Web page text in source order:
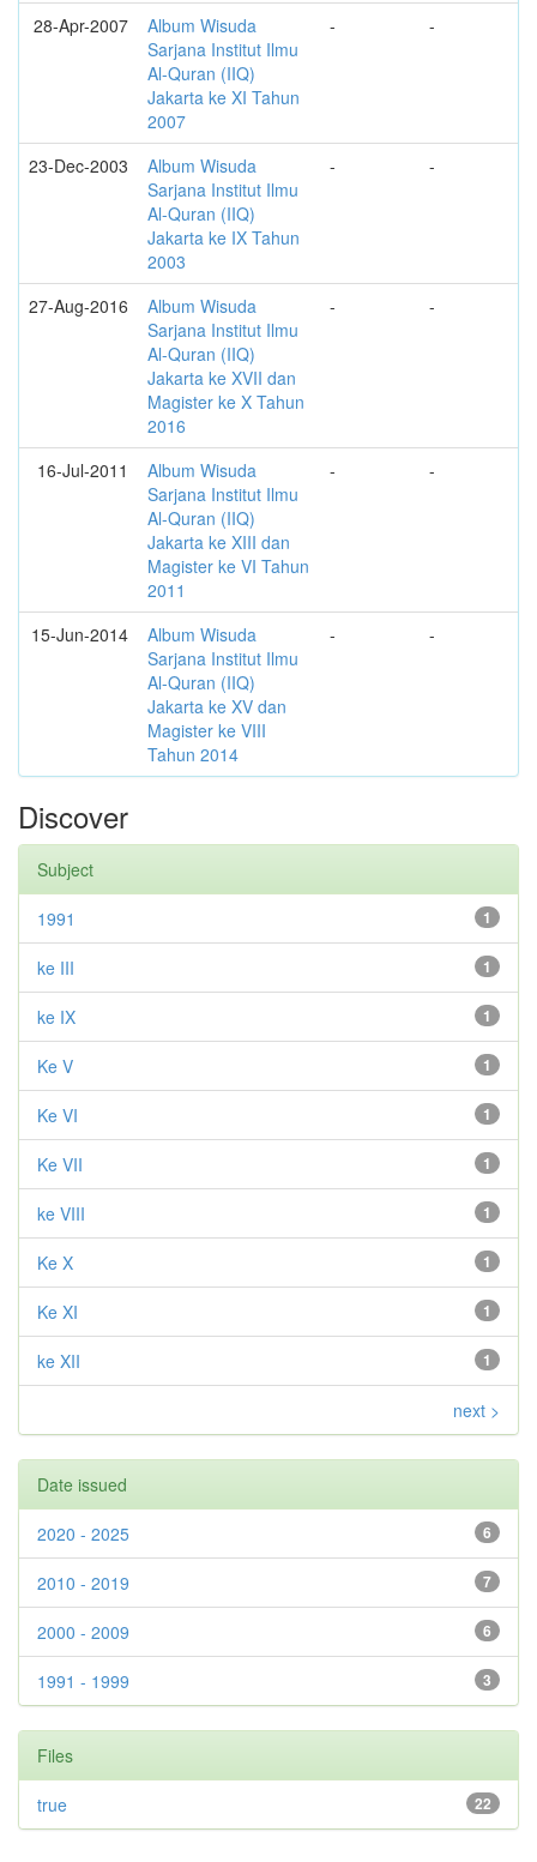
28-Apr-2007
Album Wisuda
Sarjana Institut Ilmu
Al-Quran (IIQ)
Jakarta ke XI Tahun
2007
- -
23-Dec-2003
Album Wisuda
Sarjana Institut Ilmu
Al-Quran (IIQ)
Jakarta ke IX Tahun
2003
- -
27-Aug-2016
Album Wisuda
Sarjana Institut Ilmu
Al-Quran (IIQ)
Jakarta ke XVII dan
Magister ke X Tahun
2016
- -
16-Jul-2011
Album Wisuda
Sarjana Institut Ilmu
Al-Quran (IIQ)
Jakarta ke XIII dan
Magister ke VI Tahun
2011
- -
15-Jun-2014
Album Wisuda
Sarjana Institut Ilmu
Al-Quran (IIQ)
Jakarta ke XV dan
Magister ke VIII
Tahun 2014
- -
Discover
Subject
1
1991
1
ke III
1
ke IX
1
Ke V
1
Ke VI
1
Ke VII
1
ke VIII
1
Ke X
1
Ke XI
1
ke XII
next >
Date issued
6
2020 - 2025
7
2010 - 2019
6
2000 - 2009
3
1991 - 1999
Files
22
true